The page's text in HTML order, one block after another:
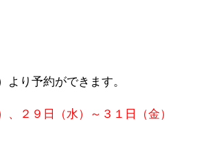
り予約ができます。
２９日（水）～３１日（金）